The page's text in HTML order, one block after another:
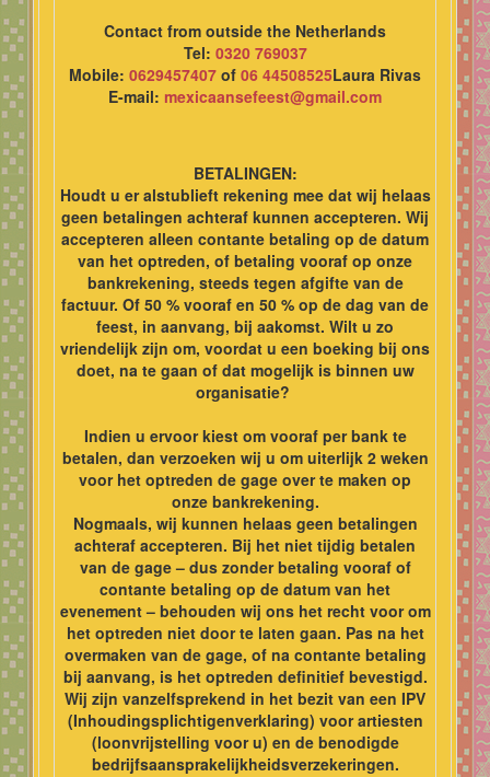
Contact from outside the Netherlands
Tel: 0320 769037
Mobile: 0629457407 of 06 44508525Laura Rivas
E-mail: mexicaansefeest@gmail.com
BETALINGEN:
Houdt u er alstublieft rekening mee dat wij helaas
geen betalingen achteraf kunnen accepteren. Wij
accepteren alleen contante betaling op de datum
van het optreden, of betaling vooraf op onze
bankrekening, steeds tegen afgifte van de
factuur. Of 50 % vooraf en 50 % op de dag van de
feest, in aanvang, bij aakomst. Wilt u zo
vriendelijk zijn om, voordat u een boeking bij ons
doet, na te gaan of dat mogelijk is binnen uw
organisatie?
Indien u ervoor kiest om vooraf per bank te
betalen, dan verzoeken wij u om uiterlijk 2 weken
voor het optreden de gage over te maken op
onze bankrekening.
Nogmaals, wij kunnen helaas geen betalingen
achteraf accepteren. Bij het niet tijdig betalen
van de gage – dus zonder betaling vooraf of
contante betaling op de datum van het
evenement – behouden wij ons het recht voor om
het optreden niet door te laten gaan. Pas na het
overmaken van de gage, of na contante betaling
bij aanvang, is het optreden definitief bevestigd.
Wij zijn vanzelfsprekend in het bezit van een IPV
(Inhoudingsplichtigenverklaring) voor artiesten
(loonvrijstelling voor u) en de benodigde
bedrijfsaansprakelijkheidsverzekeringen.